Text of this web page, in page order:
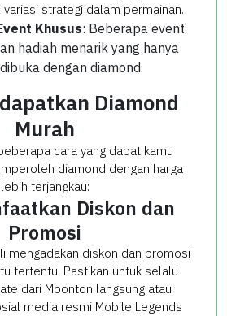
strategi dalam permainan.
Khusus: Beberapa event
hadiah menarik yang hanya
dengan diamond.
Diamond
Murah
cara yang dapat kamu
diamond dengan harga
lebih terjangkau:
Diskon dan
Promosi
mengadakan diskon dan promosi
tertentu. Pastikan untuk selalu
dari Moonton langsung atau
media resmi Mobile Legends